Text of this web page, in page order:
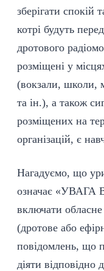
зберігати спокій
котрі будуть
дротового
розміщені у
(вокзали, школи,
та ін.), а також
розміщених на
організацій, є
Нагадуємо, що
означає «УВАГА
включати
(дротове або
повідомлень, що
діяти відповідно